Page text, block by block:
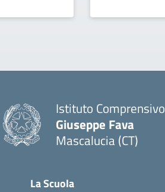
Istituto Comprensivo
Giuseppe Fava
Mascalucia (CT)
La Scuola